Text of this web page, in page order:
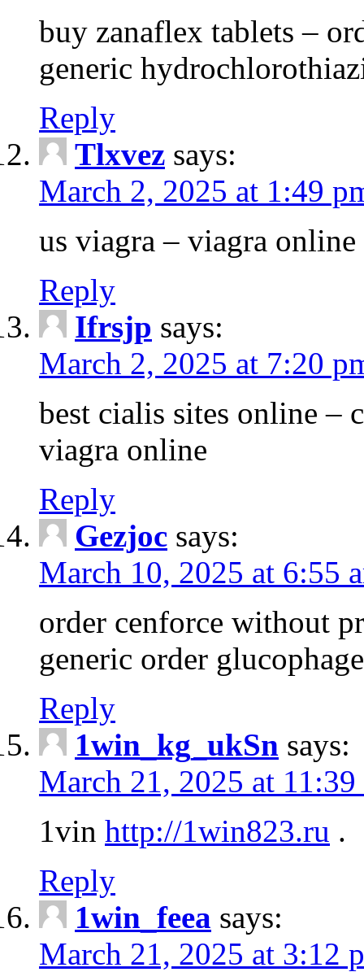
buy zanaflex tablets –
generic
Reply
Tlxvez says:
March 2, 2025 at 1:49
us viagra – viagra
Reply
Ifrsjp says:
March 2, 2025 at 7:20
best cialis sites online –
viagra online
Reply
Gezjoc says:
March 10, 2025 at 6:55
order cenforce without
generic order
Reply
1win_kg_ukSn says:
March 21, 2025 at 11:39
1vin http://1win823.ru .
Reply
1win_feea says:
March 21, 2025 at 3:12